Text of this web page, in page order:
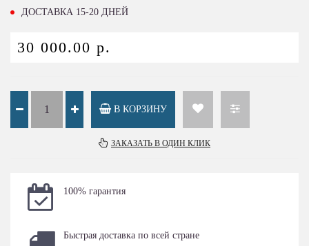
ДОСТАВКА 15-20 ДНЕЙ
30 000.00 р.
В КОРЗИНУ
ЗАКАЗАТЬ В ОДИН КЛИК
100% гарантия
Быстрая доставка по всей стране